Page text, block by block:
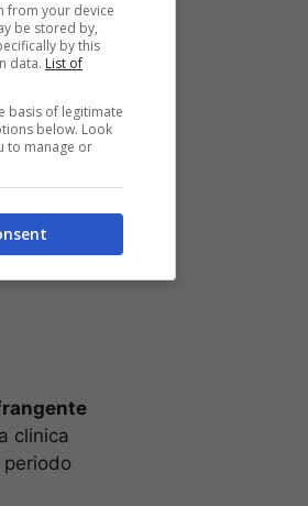
clinica
from your device
be stored by,
by this
data. List of
basis of legitimate
below. Look
to manage or